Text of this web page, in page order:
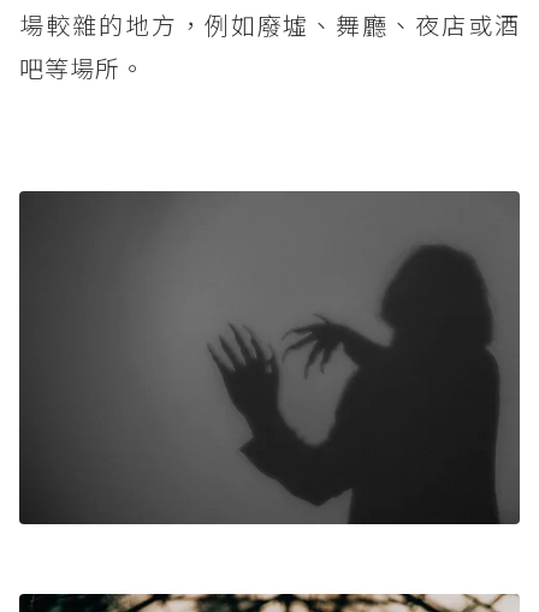
場較雜的地方，例如廢墟、舞廳、夜店或酒
吧等場所。